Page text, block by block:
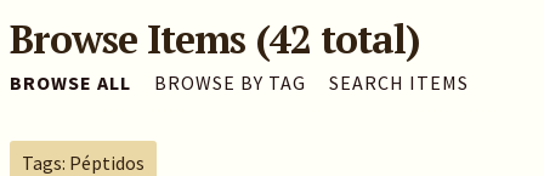
Browse Items (42 total)
BROWSE ALL BROWSE BY TAG SEARCH ITEMS
Tags: Péptidos